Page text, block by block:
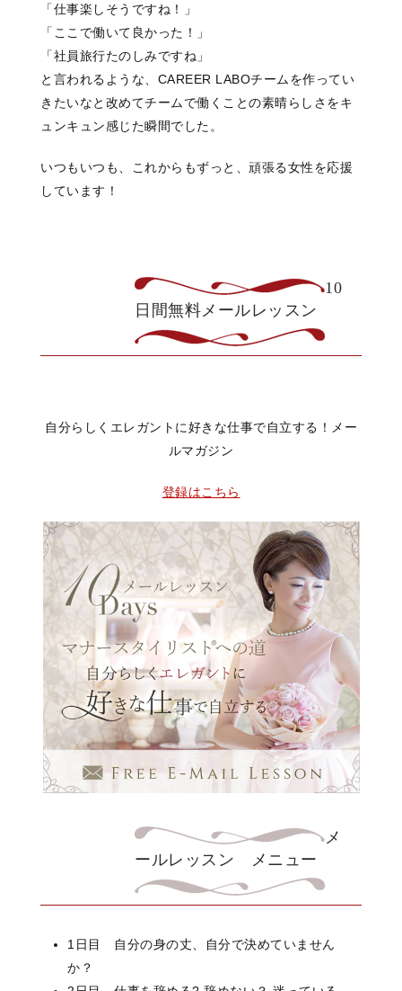
「仕事楽しそうですね！」
「ここで働いて良かった！」
「社員旅行たのしみですね」
と言われるような、 CAREER LABOチームを作ってい
きたいなと 改めてチームで働くことの素晴らしさをキ
ュンキュン感じた瞬間でした。
いつもいつも、 これからもずっと、 頑張る女性を応援
しています！
10
日間無料メールレッスン
自分らしくエレガントに好きな仕事で自立する！メー
ルマガジン
登録はこちら
メ
ールレッスン メニュー
1日目 自分の身の丈、自分で決めていません
か？